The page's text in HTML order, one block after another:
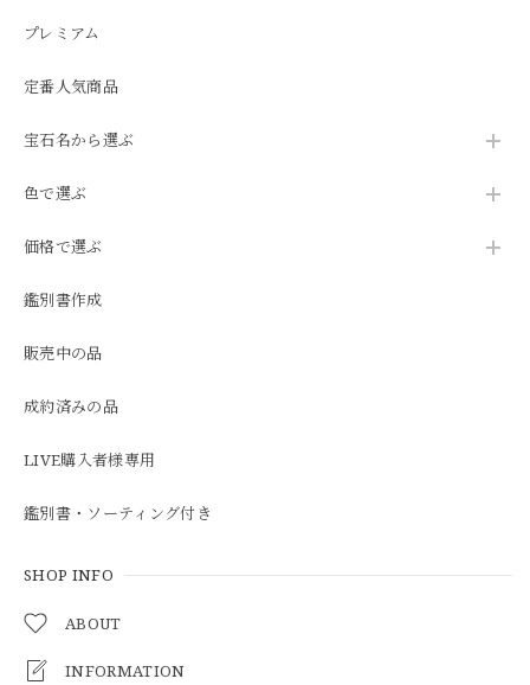
プレミアム
定番人気商品
宝石名から選ぶ
色で選ぶ
価格で選ぶ
鑑別書作成
販売中の品
成約済みの品
LIVE購入者様専用
鑑別書・ソーティング付き
SHOP INFO
ABOUT
INFORMATION